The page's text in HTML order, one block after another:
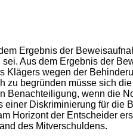
der
Aus dem Ergebnis der
wegen der
begründen müsse sich
wenn die
Diskriminierung für die
Horizont der Entscheider
des Mitverschuldens.